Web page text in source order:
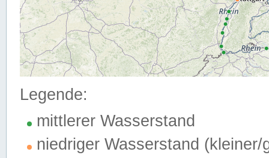
Legende:
mittlerer Wasserstand
niedriger Wasserstand (kleiner/